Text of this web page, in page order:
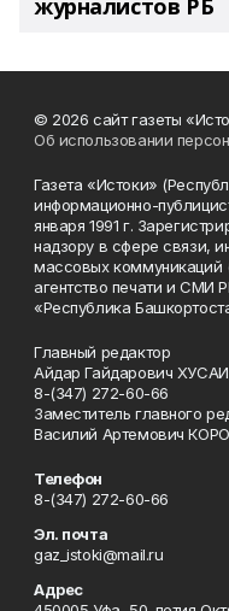
журналистов РБ
© 2026 сайт газеты
Об использовании
Газета «Истоки»
информационно-
января 1991 г.
надзору в сфере связи,
массовых
агентство печати и
«Республика
Главный редактор
Айдар Гайдарович
8-(347) 272-60-66
Заместитель главного
Василий Артемович
Телефон
8-(347) 272-60-66
Эл. почта
gaz_istoki@mail.ru
Адрес